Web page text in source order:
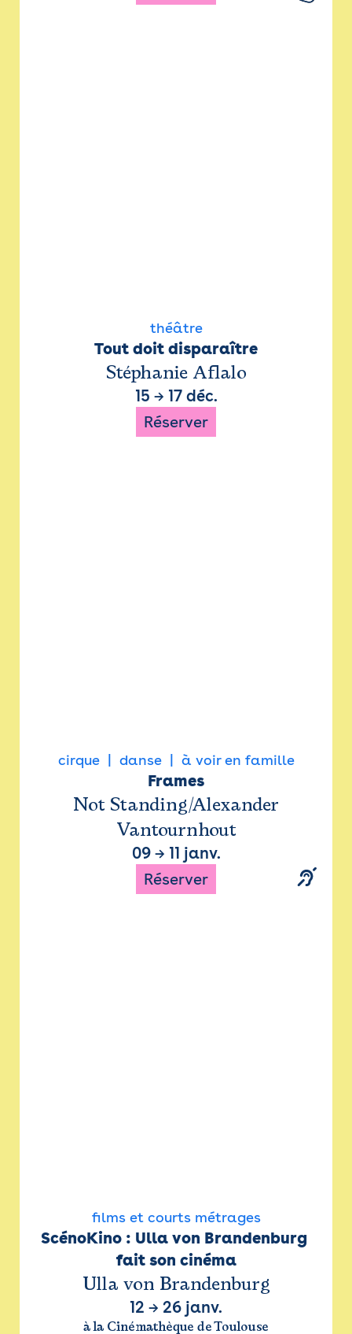
théâtre
Tout doit disparaître
Stéphanie Aflalo
15 → 17 déc.
Réserver
cirque danse à voir en famille
Frames
Not Standing/Alexander
Vantournhout
09→ 11 janv.
Réserver
films et courts métrages
ScénoKino : Ulla von Brandenburg
fait son cinéma
Ulla von Brandenburg
12 → 26 janv.
à la Cinémathèque de Toulouse